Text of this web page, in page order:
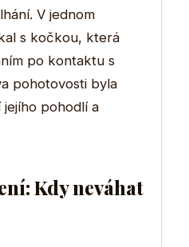
V jednom
s kočkou, která
po kontaktu s
pohotovosti byla
pohodlí a
Kdy neváhat